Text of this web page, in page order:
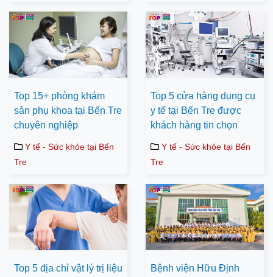
Top 15+ phòng khám
sản phụ khoa tại Bến Tre
chuyên nghiệp
Y tế - Sức khỏe tại Bến
Tre
Top 5 cửa hàng dụng cụ
y tế tại Bến Tre được
khách hàng tin chọn
Y tế - Sức khỏe tại Bến
Tre
Top 5 địa chỉ vật lý trị liệu
Bệnh viện Hữu Định